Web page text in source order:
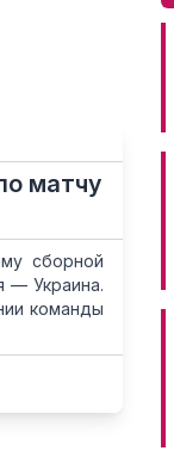
матчу
сборной
— Украина.
команды